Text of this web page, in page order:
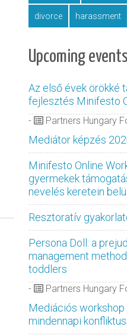
divorce harassment
Upcoming events
Az első évek örökké
fejlesztés Minifesto
- Partners Hungary
Mediátor képzés
Minifesto Online
gyermekek
nevelés keretein
Resztoratív
Persona Doll: a
management
toddlers
- Partners Hungary
Mediációs
mindennapi